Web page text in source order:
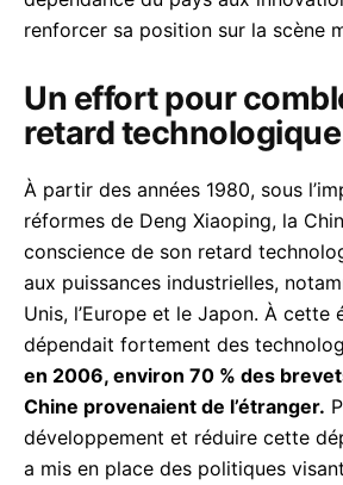
Messenger
renforcer sa position sur la scène
Un effort pour
retard technologique
À partir des années 1980, sous
réformes de Deng Xiaoping, la
conscience de son retard
aux puissances industrielles,
Unis, l’Europe et le Japon. À cette
dépendait fortement des
en 2006, environ 70 % des
Chine provenaient de l’étranger.
développement et réduire cette
a mis en place des politiques